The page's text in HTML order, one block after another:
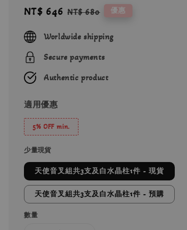
Sale
NT$ 646 Regular
NT$ 680 優惠
Worldwide shipping
Secure payments
Authentic product
適用優惠
5% OFF min.
少量現貨
天使音叉組共3支及白水晶柱1件 - 現貨
天使音叉組共3支及白水晶柱1件 - 預購
數量